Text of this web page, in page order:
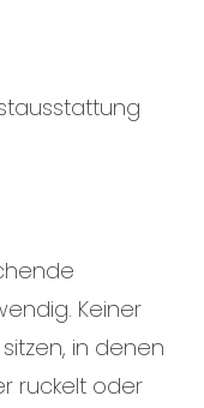
Keiner
in denen
ruckelt oder